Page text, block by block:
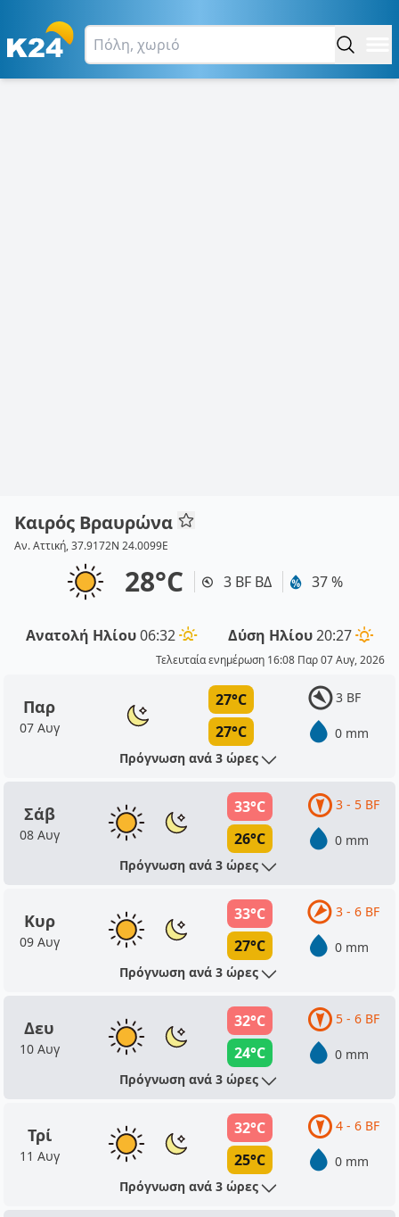
Καιρός Βραυρώνα
Αν. Αττική, 37.9172N 24.0099E
28°C 3 BF ΒΔ 37 %
Ανατολή Ηλίου06:32 Δύση Ηλίου20:27
Τελευταία ενημέρωση 16:08 Παρ 07 Αυγ, 2026
Παρ
07 Αυγ
27°C
27°C
3 BF
0 mm
Πρόγνωση ανά 3 ώρες
Σάβ
08 Αυγ
33°C
26°C
3 - 5 BF
0 mm
Πρόγνωση ανά 3 ώρες
Κυρ
09 Αυγ
33°C
27°C
3 - 6 BF
0 mm
Πρόγνωση ανά 3 ώρες
Δευ
10 Αυγ
32°C
24°C
5 - 6 BF
0 mm
Πρόγνωση ανά 3 ώρες
Τρί
11 Αυγ
32°C
25°C
4 - 6 BF
0 mm
Πρόγνωση ανά 3 ώρες